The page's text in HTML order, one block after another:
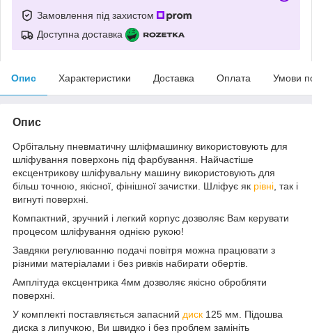
Замовлення під захистом
Доступна доставка
Опис Характеристики Доставка Оплата Умови
Опис
Орбітальну пневматичну шліфмашинку використовують для
шліфування поверхонь під фарбування. Найчастіше
ексцентрикову шліфувальну машину використовують для
більш точною, якісної, фінішної зачистки. Шліфує як рівні , так і
вигнуті поверхні.
Компактний, зручний і легкий корпус дозволяє Вам керувати
процесом шліфування однією рукою!
Завдяки регулюванню подачі повітря можна працювати з
різними матеріалами і без ривків набирати обертів.
Амплітуда ексцентрика 4мм дозволяє якісно обробляти
поверхні.
У комплекті поставляється запасний диск 125 мм. Підошва
диска з липучкою, Ви швидко і без проблем замініть